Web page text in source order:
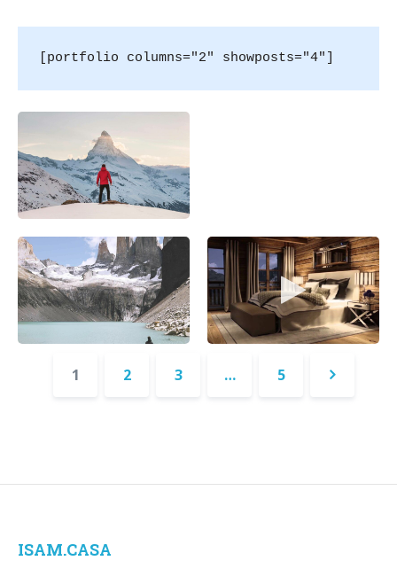
[portfolio columns="2" showposts="4"]
1 2 3 … 5
ISAM.CASA